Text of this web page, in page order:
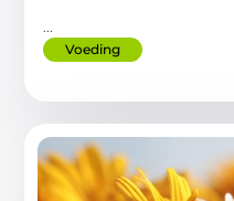
...
Voeding